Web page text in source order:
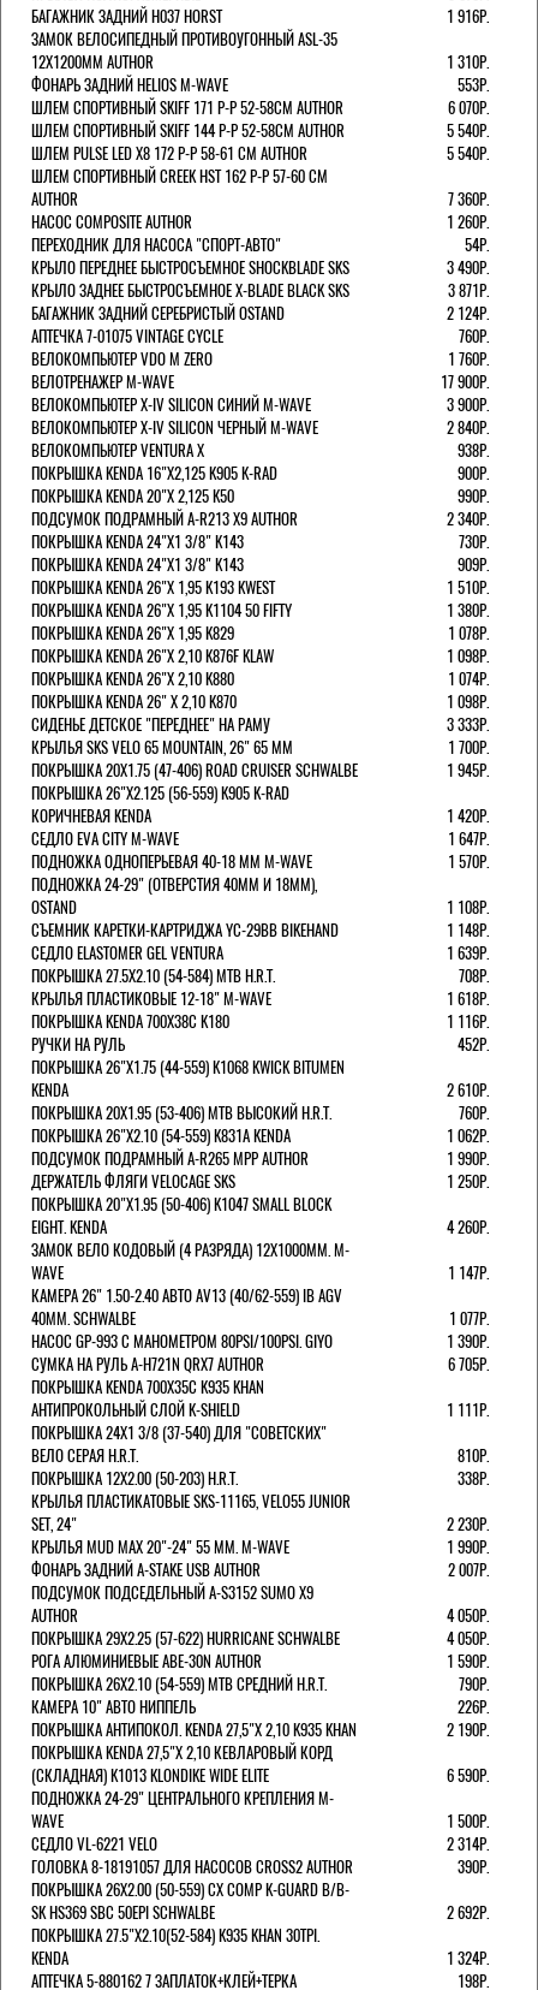
БАГАЖНИК ЗАДНИЙ H037 HORST
1 916Р.
ЗАМОК ВЕЛОСИПЕДНЫЙ ПРОТИВОУГОННЫЙ ASL-35
12Х1200ММ AUTHOR
1 310Р.
ФОНАРЬ ЗАДНИЙ HELIOS M-WAVE
553Р.
ШЛЕМ СПОРТИВНЫЙ SKIFF 171 Р-Р 52-58СМ AUTHOR
6 070Р.
ШЛЕМ СПОРТИВНЫЙ SKIFF 144 Р-Р 52-58СМ AUTHOR
5 540Р.
ШЛЕМ PULSE LED X8 172 Р-Р 58-61 СМ AUTHOR
5 540Р.
ШЛЕМ СПОРТИВНЫЙ CREEK HST 162 Р-Р 57-60 СМ
AUTHOR
7 360Р.
НАСОС COMPOSITE AUTHOR
1 260Р.
ПЕРЕХОДНИК ДЛЯ НАСОСА "СПОРТ-АВТО"
54Р.
КРЫЛО ПЕРЕДНЕЕ БЫСТРОСЪЕМНОЕ SHOCKBLADE SKS
3 490Р.
КРЫЛО ЗАДНЕЕ БЫСТРОСЪЕМНОЕ X-BLADE BLACK SKS
3 871Р.
БАГАЖНИК ЗАДНИЙ СЕРЕБРИСТЫЙ OSTAND
2 124Р.
АПТЕЧКА 7-01075 VINTAGE CYCLE
760Р.
ВЕЛОКОМПЬЮТЕР VDO M ZERO
1 760Р.
ВЕЛОТРЕНАЖЕР M-WAVE
17 900Р.
ВЕЛОКОМПЬЮТЕР X-IV SILICON СИНИЙ M-WAVE
3 900Р.
ВЕЛОКОМПЬЮТЕР X-IV SILICON ЧЕРНЫЙ M-WAVE
2 840Р.
ВЕЛОКОМПЬЮТЕР VENTURA Х
938Р.
ПОКРЫШКА KENDA 16"Х2,125 K905 K-RAD
900Р.
ПОКРЫШКА KENDA 20"Х 2,125 K50
990Р.
ПОДСУМОК ПОДРАМНЫЙ A-R213 X9 AUTHOR
2 340Р.
ПОКРЫШКА KENDA 24"Х1 3/8" K143
730Р.
ПОКРЫШКА KENDA 24"Х1 3/8" K143
909Р.
ПОКРЫШКА KENDA 26"Х 1,95 K193 KWEST
1 510Р.
ПОКРЫШКА KENDA 26"Х 1,95 K1104 50 FIFTY
1 380Р.
ПОКРЫШКА KENDA 26"Х 1,95 K829
1 078Р.
ПОКРЫШКА KENDA 26"Х 2,10 K876F KLAW
1 098Р.
ПОКРЫШКА KENDA 26"Х 2,10 K880
1 074Р.
ПОКРЫШКА KENDA 26" Х 2,10 K870
1 098Р.
СИДЕНЬЕ ДЕТСКОЕ "ПЕРЕДНЕЕ" НА РАМУ
3 333Р.
КРЫЛЬЯ SKS VELO 65 MOUNTAIN, 26" 65 ММ
1 700Р.
ПОКРЫШКА 20X1.75 (47-406) ROAD CRUISER SCHWALBE
1 945Р.
ПОКРЫШКА 26"Х2.125 (56-559) K905 K-RAD
КОРИЧНЕВАЯ KENDA
1 420Р.
СЕДЛО EVA CITY M-WAVE
1 647Р.
ПОДНОЖКА ОДНОПЕРЬЕВАЯ 40-18 ММ M-WAVE
1 570Р.
ПОДНОЖКА 24-29" (ОТВЕРСТИЯ 40ММ И 18ММ),
OSTAND
1 108Р.
СЪЕМНИК КАРЕТКИ-КАРТРИДЖА YC-29BB BIKEHAND
1 148Р.
СЕДЛО ELASTOMER GEL VENTURA
1 639Р.
ПОКРЫШКА 27.5X2.10 (54-584) MTB H.R.T.
708Р.
КРЫЛЬЯ ПЛАСТИКОВЫЕ 12-18" M-WAVE
1 618Р.
ПОКРЫШКА KENDA 700Х38С K180
1 116Р.
РУЧКИ НА РУЛЬ
452Р.
ПОКРЫШКА 26"Х1.75 (44-559) K1068 KWICK BITUMEN
KENDA
2 610Р.
ПОКРЫШКА 20X1.95 (53-406) MTB ВЫСОКИЙ H.R.T.
760Р.
ПОКРЫШКА 26"Х2.10 (54-559) K831A KENDA
1 062Р.
ПОДСУМОК ПОДРАМНЫЙ A-R265 MPP AUTHOR
1 990Р.
ДЕРЖАТЕЛЬ ФЛЯГИ VELOCAGE SKS
1 250Р.
ПОКРЫШКА 20"Х1.95 (50-406) K1047 SMALL BLOCK
EIGHT. KENDA
4 260Р.
ЗАМОК ВЕЛО КОДОВЫЙ (4 РАЗРЯДА) 12Х1000ММ. M-
WAVE
1 147Р.
КАМЕРА 26" 1.50-2.40 АВТО AV13 (40/62-559) IB AGV
40MM. SCHWALBE
1 077Р.
НАСОС GP-993 С МАНОМЕТРОМ 80PSI/100PSI. GIYO
1 390Р.
СУМКА НА РУЛЬ A-H721N QRX7 AUTHOR
6 705Р.
ПОКРЫШКА KENDA 700Х35С K935 KHAN
АНТИПРОКОЛЬНЫЙ СЛОЙ K-SHIELD
1 111Р.
ПОКРЫШКА 24X1 3/8 (37-540) ДЛЯ "СОВЕТСКИХ"
ВЕЛО СЕРАЯ H.R.T.
810Р.
ПОКРЫШКА 12X2.00 (50-203) H.R.T.
338Р.
КРЫЛЬЯ ПЛАСТИКАТОВЫЕ SKS-11165, VELO55 JUNIOR
SET, 24"
2 230Р.
КРЫЛЬЯ MUD MAX 20"-24" 55 ММ. M-WAVE
1 990Р.
ФОНАРЬ ЗАДНИЙ A-STAKE USB AUTHOR
2 007Р.
ПОДСУМОК ПОДСЕДЕЛЬНЫЙ A-S3152 SUMO X9
AUTHOR
4 050Р.
ПОКРЫШКА 29X2.25 (57-622) HURRICANE SCHWALBE
4 050Р.
РОГА АЛЮМИНИЕВЫЕ ABE-30N AUTHOR
1 590Р.
ПОКРЫШКА 26X2.10 (54-559) MTB СРЕДНИЙ H.R.T.
790Р.
КАМЕРА 10" АВТО НИППЕЛЬ
226Р.
ПОКРЫШКА АНТИПОКОЛ. KENDA 27,5"Х 2,10 K935 KHAN
2 190Р.
ПОКРЫШКА KENDA 27,5"Х 2,10 КЕВЛАРОВЫЙ КОРД
(СКЛАДНАЯ) K1013 KLONDIKE WIDE ELITE
6 590Р.
ПОДНОЖКА 24-29" ЦЕНТРАЛЬНОГО КРЕПЛЕНИЯ M-
WAVE
1 500Р.
СЕДЛО VL-6221 VELO
2 314Р.
ГОЛОВКА 8-18191057 ДЛЯ НАСОСОВ CROSS2 AUTHOR
390Р.
ПОКРЫШКА 26X2.00 (50-559) CX COMP K-GUARD B/B-
SK HS369 SBC 50EPI SCHWALBE
2 692Р.
ПОКРЫШКА 27.5"Х2.10(52-584) K935 KHAN 30TPI.
KENDA
1 324Р.
АПТЕЧКА 5-880162 7 ЗАПЛАТОК+КЛЕЙ+ТЕРКА
198Р.